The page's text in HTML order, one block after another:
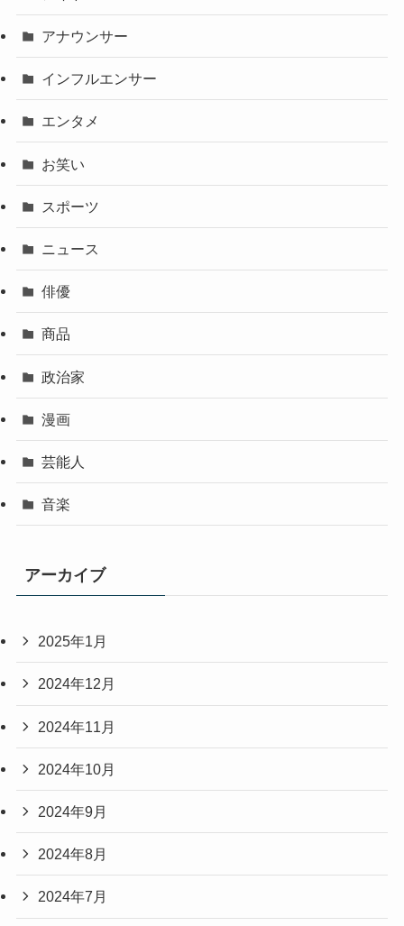
アナウンサー
インフルエンサー
エンタメ
お笑い
スポーツ
ニュース
俳優
商品
政治家
漫画
芸能人
音楽
アーカイブ
2025年1月
2024年12月
2024年11月
2024年10月
2024年9月
2024年8月
2024年7月